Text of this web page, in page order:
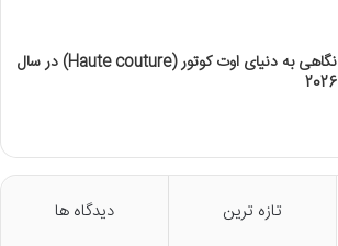
نگاهی به دنیای اوت کوتور (Haute couture) در سال
2026
تازه ترین دیدگاه ها